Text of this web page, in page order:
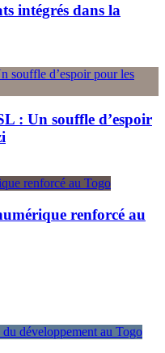
intégrés dans la
: Un souffle d’espoir
renforcé au